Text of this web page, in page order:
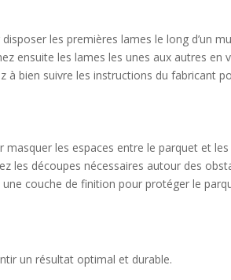
les premières lames le long d’un
ensuite les lames les unes aux autres en
à bien suivre les instructions du fabricant
les espaces entre le parquet et les
les découpes nécessaires autour des
couche de finition pour protéger le
un résultat optimal et durable.